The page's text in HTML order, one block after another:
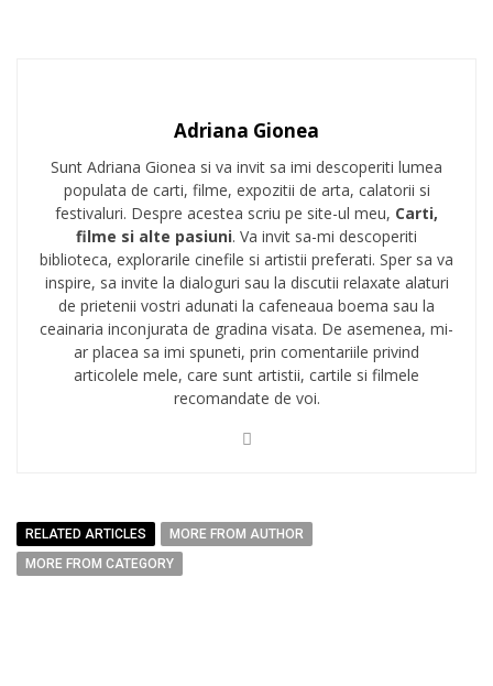
Adriana Gionea
Sunt Adriana Gionea si va invit sa imi descoperiti lumea
populata de carti, filme, expozitii de arta, calatorii si
festivaluri. Despre acestea scriu pe site-ul meu, Carti,
filme si alte pasiuni. Va invit sa-mi descoperiti
biblioteca, explorarile cinefile si artistii preferati. Sper sa va
inspire, sa invite la dialoguri sau la discutii relaxate alaturi
de prietenii vostri adunati la cafeneaua boema sau la
ceainaria inconjurata de gradina visata. De asemenea, mi-
ar placea sa imi spuneti, prin comentariile privind
articolele mele, care sunt artistii, cartile si filmele
recomandate de voi.
RELATED ARTICLES
MORE FROM AUTHOR
MORE FROM CATEGORY